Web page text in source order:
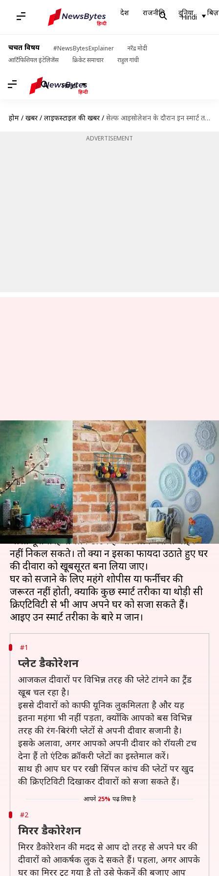
देश राजनीति दुनिया
Hindi
चर्चित विषय #NewsBytesExplainer
नरेंद्र मोदी
आर्टिफिशियल इंटेलिजेंस
क्रिकेट समाचार राहुल गांधी
Hindi
होम / खबरें / लाइफस्टाइल की खबरें / सेल्फ आइसोलेशन के दौरान इन स्मार्ट तरीकों से अपने घर की दीवारों को बनाएं खूबसूरत
ADVERTISEMENT
सेल्फ आइसोलेशन के दौरान इन स्मार्ट
तरीकों से अपने घर की दीवारों को
बनाएं खूबसूरत
लेखन अंजली Mar 27, 2020 06:12 pm
क्या है खबर?
हर दिन कोरोना वायरस का कहर बढ़ता जा रहा है। ऐसे में
भारत पूरी तरह से लॉकडाउन है और लोग घरों से बाहर
नहीं निकल सकते। तो क्यों न इसका फायदा उठाते हुए घर
की दीवारों को खूबसूरत बना लिया जाए।
घर को सजाने के लिए महंगे शोपीस या फर्नीचर की
जरूरत नहीं होती, क्योंकि कुछ स्मार्ट तरीकों या थोड़ी सी
क्रिएटिविटी से भी आप अपने घर को सजा सकते हैं।
#1
प्लेट डैकोरेशन
आजकल दीवारों पर विभिन्न तरह की प्लेटे टांगने का ट्रैंड
खूब चल रहा है।
इससे दीवारों को काफी यूनिक लुकमिलता है और यह
इतना महंगा भी नहीं पड़ता, क्योंकि आपको बस विभिन्न
तरह की रंग-बिरंगी प्लेटों से अपनी दीवार सजानी है।
इसके अलावा, अगर आपको अपनी दीवार को रॉयली टच
देना हैं तो एंटिक क्रॉकरी प्लेटों का इस्तेमाल करें।
साथ ही आप घर पर रखी सिंपल कांच की प्लेटों पर खुद
की क्रिएटिविटी दिखाकर दीवारों को सजा सकते हैं।
आपने 25% पढ़ लिया है
#2
मिरर डैकोरेशन
मिरर डैकोरेशन की मदद से आप दो तरह से अपने घर की
दीवारों को आकर्षक लुक दे सकते हैं। पहला, अगर आपके
घर का मिरर टूट गया है तो उसे फेकनें की बजाए आप